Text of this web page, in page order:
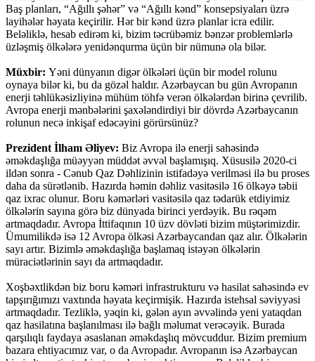
Baş planları, “Ağıllı şəhər” və “Ağıllı kənd” konsepsiyaları üzrə
layihələr həyata keçirilir. Hər bir kənd üzrə planlar icra edilir.
Beləliklə, hesab edirəm ki, bizim təcrübəmiz bənzər problemlərlə
üzləşmiş ölkələrə yenidənqurma üçün bir nümunə ola bilər.
Müxbir: Yəni dünyanın digər ölkələri üçün bir model rolunu
oynaya bilər ki, bu da gözəl haldır. Azərbaycan bu gün Avropanın
enerji təhlükəsizliyinə mühüm töhfə verən ölkələrdən birinə çevrilib.
Avropa enerji mənbələrini şaxələndirdiyi bir dövrdə Azərbaycanın
rolunun necə inkişaf edəcəyini görürsünüz?
Prezident İlham Əliyev: Biz Avropa ilə enerji sahəsində
əməkdaşlığa müəyyən müddət əvvəl başlamışıq. Xüsusilə 2020-ci
ildən sonra - Cənub Qaz Dəhlizinin istifadəyə verilməsi ilə bu proses
daha da sürətlənib. Hazırda həmin dəhliz vasitəsilə 16 ölkəyə təbii
qaz ixrac olunur. Boru kəmərləri vasitəsilə qaz tədarük etdiyimiz
ölkələrin sayına görə biz dünyada birinci yerdəyik. Bu rəqəm
artmaqdadır. Avropa İttifaqının 10 üzv dövləti bizim müştərimizdir.
Ümumilikdə isə 12 Avropa ölkəsi Azərbaycandan qaz alır. Ölkələrin
sayı artır. Bizimlə əməkdaşlığa başlamaq istəyən ölkələrin
müraciətlərinin sayı da artmaqdadır.
Xoşbəxtlikdən biz boru kəməri infrastrukturu və hasilat sahəsində ev
tapşırığımızı vaxtında həyata keçirmişik. Hazırda istehsal səviyyəsi
artmaqdadır. Tezliklə, yəqin ki, gələn ayın əvvəlində yeni yataqdan
qaz hasilatına başlanılması ilə bağlı məlumat verəcəyik. Burada
qarşılıqlı faydaya əsaslanan əməkdaşlıq mövcuddur. Bizim premium
bazara ehtiyacımız var, o da Avropadır. Avropanın isə Azərbaycan